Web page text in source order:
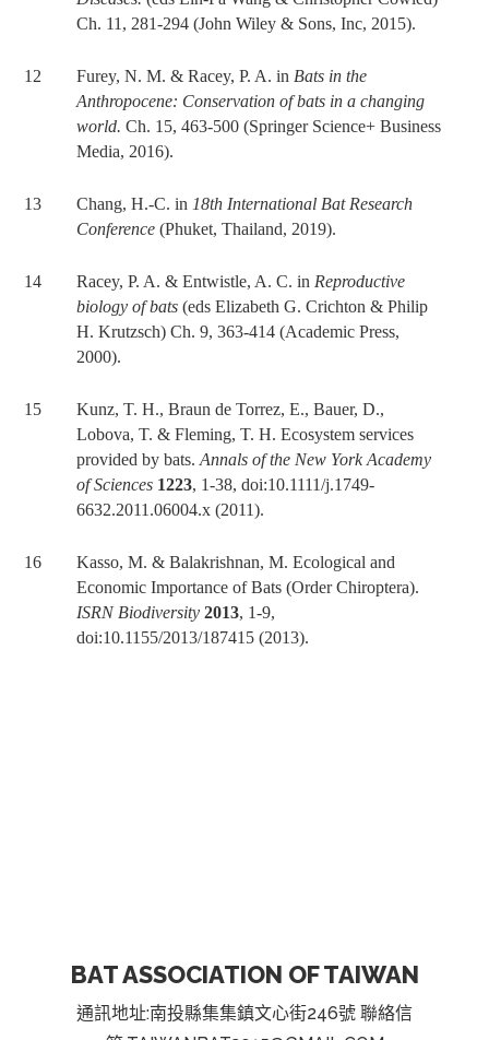
Ch. 11, 281-294 (John Wiley & Sons, Inc, 2015).
12 Furey, N. M. & Racey, P. A. in Bats in the
Anthropocene: Conservation of bats in a changing
world. Ch. 15, 463-500 (Springer Science+ Business
Media, 2016).
13 Chang, H.-C. in 18th International Bat Research
Conference (Phuket, Thailand, 2019).
14 Racey, P. A. & Entwistle, A. C. in Reproductive
biology of bats (eds Elizabeth G. Crichton & Philip
H. Krutzsch) Ch. 9, 363-414 (Academic Press,
2000).
15 Kunz, T. H., Braun de Torrez, E., Bauer, D.,
Lobova, T. & Fleming, T. H. Ecosystem services
provided by bats. Annals of the New York Academy
of Sciences 1223, 1-38, doi:10.1111/j.1749-
6632.2011.06004.x (2011).
16 Kasso, M. & Balakrishnan, M. Ecological and
Economic Importance of Bats (Order Chiroptera).
ISRN Biodiversity 2013, 1-9,
doi:10.1155/2013/187415 (2013).
BAT ASSOCIATION OF TAIWAN
通訊地址:南投縣集集鎮文心街246號 聯絡信